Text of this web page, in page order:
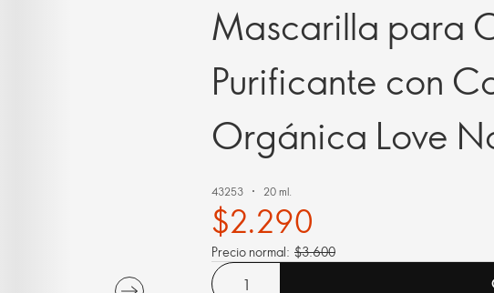
Mascarilla para
Purificante con
Orgánica Love
43253 20 ml.
$2.290
Precio normal: $3.600